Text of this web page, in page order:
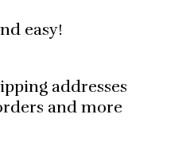
easy!
addresses
and more